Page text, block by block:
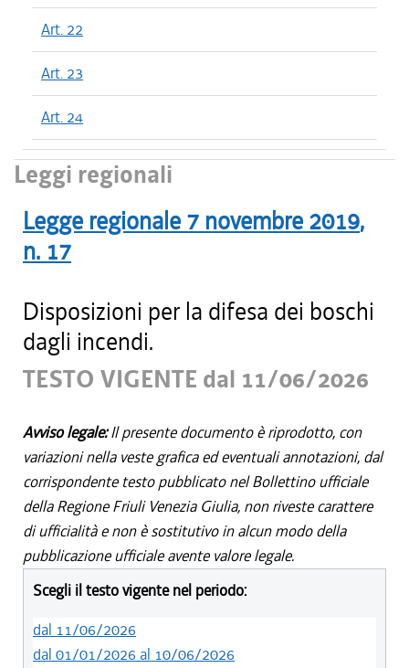
Art. 22
Art. 23
Art. 24
Leggi regionali
Legge regionale 7 novembre 2019,
n. 17
Disposizioni per la difesa dei boschi
dagli incendi.
TESTO VIGENTE dal 11/06/2026
Avviso legale:Il presente documento è riprodotto, con
variazioni nella veste grafica ed eventuali annotazioni, dal
corrispondente testo pubblicato nel Bollettino ufficiale
della Regione Friuli Venezia Giulia, non riveste carattere
di ufficialità e non è sostitutivo in alcun modo della
pubblicazione ufficiale avente valore legale.
Scegli il testo vigente nel periodo:
dal 11/06/2026
dal 01/01/2026 al 10/06/2026